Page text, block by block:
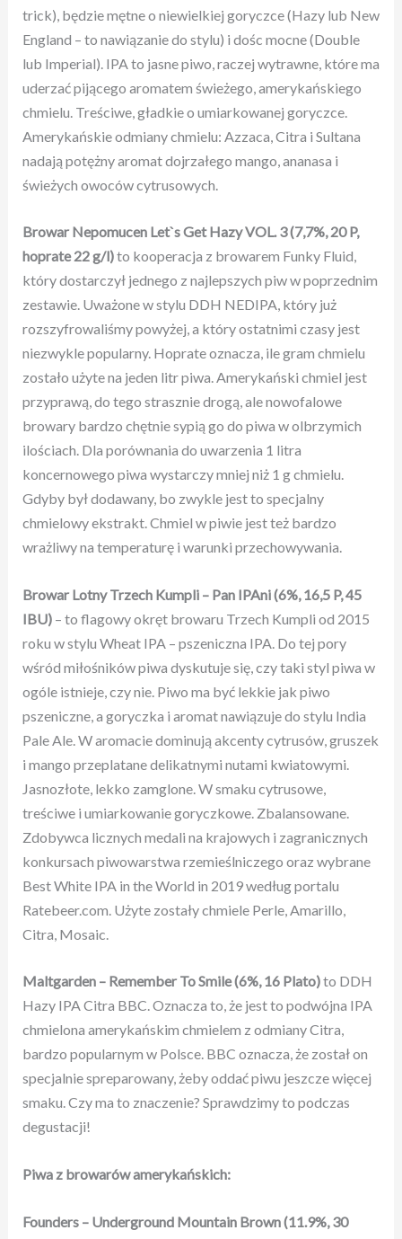
trick), będzie mętne o niewielkiej goryczce (Hazy lub New
England – to nawiązanie do stylu) i dośc mocne (Double
lub Imperial). IPA to jasne piwo, raczej wytrawne, które ma
uderzać pijącego aromatem świeżego, amerykańskiego
chmielu. Treściwe, gładkie o umiarkowanej goryczce.
Amerykańskie odmiany chmielu: Azzaca, Citra i Sultana
nadają potężny aromat dojrzałego mango, ananasa i
świeżych owoców cytrusowych.
Browar Nepomucen Let`s Get Hazy VOL. 3(7,7%, 20 P,
hoprate 22 g/l)to kooperacja z browarem Funky Fluid,
który dostarczył jednego z najlepszych piw w poprzednim
zestawie. Uważone w stylu DDH NEDIPA, który już
rozszyfrowaliśmy powyżej, a który ostatnimi czasy jest
niezwykle popularny. Hoprate oznacza, ile gram chmielu
zostało użyte na jeden litr piwa. Amerykański chmiel jest
przyprawą, do tego strasznie drogą, ale nowofalowe
browary bardzo chętnie sypią go do piwa w olbrzymich
ilościach. Dla porównania do uwarzenia 1 litra
koncernowego piwa wystarczy mniej niż 1 g chmielu.
Gdyby był dodawany, bo zwykle jest to specjalny
chmielowy ekstrakt. Chmiel w piwie jest też bardzo
wrażliwy na temperaturę i warunki przechowywania.
Browar LotnyTrzech Kumpli – Pan IPAni(6%, 16,5 P, 45
IBU)– to flagowy okręt browaru Trzech Kumpli od 2015
roku w stylu Wheat IPA – pszeniczna IPA. Do tej pory
wśród miłośników piwa dyskutuje się, czy taki styl piwa w
ogóle istnieje, czy nie. Piwo ma być lekkie jak piwo
pszeniczne, a goryczka i aromat nawiązuje do stylu India
Pale Ale. W aromacie dominują akcenty cytrusów, gruszek
i mango przeplatane delikatnymi nutami kwiatowymi.
Jasnozłote, lekko zamglone. W smaku cytrusowe,
treściwe i umiarkowanie goryczkowe. Zbalansowane.
Zdobywca licznych medali na krajowych i zagranicznych
konkursach piwowarstwa rzemieślniczego oraz wybrane
Best White IPA in the World in 2019 według portalu
Ratebeer.com. Użyte zostały chmiele Perle, Amarillo,
Citra, Mosaic.
Maltgarden – Remember To Smile(6%, 16 Plato)to DDH
Hazy IPA Citra BBC. Oznacza to, że jest to podwójna IPA
chmielona amerykańskim chmielem z odmiany Citra,
bardzo popularnym w Polsce. BBC oznacza, że został on
specjalnie spreparowany, żeby oddać piwu jeszcze więcej
smaku. Czy ma to znaczenie? Sprawdzimy to podczas
degustacji!
Piwa z browarów amerykańskich:
Founders – Underground Mountain Brown(11.9%, 30